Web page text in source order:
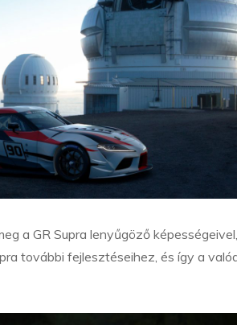
a GR Supra lenyűgöző
további fejlesztéseihez, és így a